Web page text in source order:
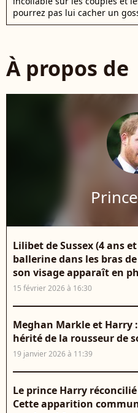
pourrez pas lui cacher un
À propos de
Lilibet de Sussex (4 ans
ballerine dans les bras
son visage apparaît en
15 février 2026 à 16:30
Meghan Markle et Harry
hérité de la rousseur de
19 janvier 2026 à 11:39
Le prince Harry
Cette apparition